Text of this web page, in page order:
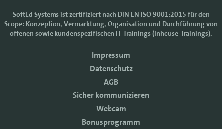
SoftEd Systems ist zertifiziert nach DIN EN ISO 9001:2015 für den
Scope: Konzeption, Vermarktung, Organisation und Durchführung von
offenen sowie kundenspezifischen IT-Trainings (Inhouse-Trainings).
Impressum
Datenschutz
AGB
Sicher kommunizieren
Webcam
Bonusprogramm
Cookie-Einstellungen
verbessern. Manche Cookies sind notwendig, damit unsere Website
funktioniert. Mit anderen Cookies können wir die Zugriffe auf die
Mit einem Klick auf "Zustimmen" akzeptieren sie diese Verarbeitung
und auch die Weitergabe Ihrer Daten an Drittanbieter. Die Daten
werden für Analysen genutzt. Weitere Informationen, auch zur
Sie können die Verwendung von Cookies